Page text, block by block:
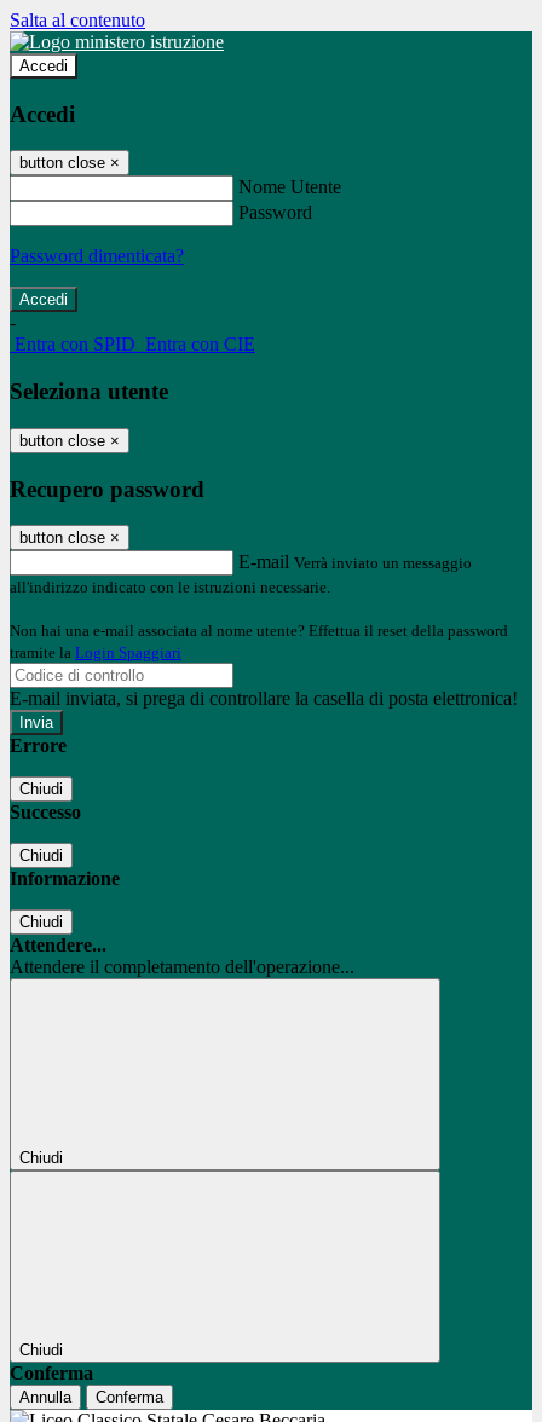
Salta al contenuto
Accedi
Accedi
button close ×
Nome Utente
Password
Password dimenticata?
-
Entra con SPID Entra con CIE
Seleziona utente
button close ×
Recupero password
button close ×
E-mail Verrà inviato un messaggio
all'indirizzo indicato con le istruzioni necessarie.
Non hai una e-mail associata al nome utente? Effettua il reset della password
tramite la Login Spaggiari
E-mail inviata, si prega di controllare la casella di posta elettronica!
Errore
Chiudi
Successo
Chiudi
Informazione
Chiudi
Attendere...
Attendere il completamento dell'operazione...
Chiudi
Chiudi
Conferma
Annulla Conferma